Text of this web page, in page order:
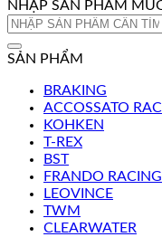
NHẬP SẢN PHẨM
Tìm
SẢN PHẨM
BRAKING
ACCOSSATO
KOHKEN
T-REX
BST
FRANDO RACING
LEOVINCE
TWM
CLEARWATER